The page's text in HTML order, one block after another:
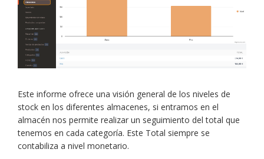
Este informe ofrece una visión general de los niveles de
stock en los diferentes almacenes, si entramos en el
almacén nos permite realizar un seguimiento del total que
tenemos en cada categoría. Este Total siempre se
contabiliza a nivel monetario.